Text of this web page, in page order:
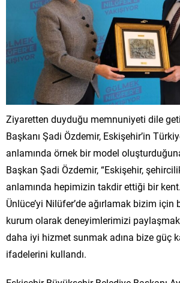
Ziyaretten duyduğu memnuniyeti dile
Başkanı Şadi Özdemir, Eskişehir’in
anlamında örnek bir model
Başkan Şadi Özdemir, “Eskişehir,
anlamında hepimizin takdir ettiği bir
Ünlüce’yi Nilüfer’de ağırlamak bizim
kurum olarak deneyimlerimizi
daha iyi hizmet sunmak adına bize güç
ifadelerini kullandı.